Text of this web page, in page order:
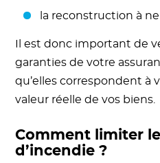
la reconstruction à
Il est donc important de
garanties de votre
qu’elles correspondent à
valeur réelle de vos biens.
Comment limiter
d’incendie ?